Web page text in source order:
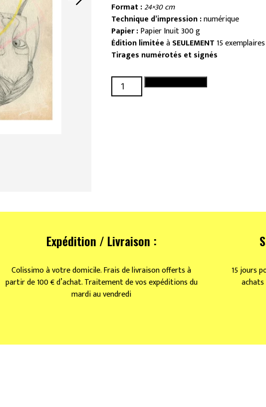
Format :24×30 cm
Technique d’impression :numérique
Papier :Papier Inuit 300 g
Édition limitéeàSEULEMENT15 exemplaires
Tirages numérotés et signés
quantité
de
Expédition / Livraison :
Colissimo à votre domicile. Frais de livraison offerts à
partir de 100 € d’achat. Traitement de vos expéditions du
mardi au vendredi
15 jours